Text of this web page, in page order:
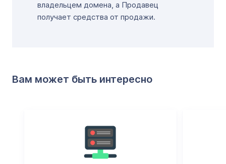
владельцем домена, а Продавец
получает средства от продажи.
Вам может быть интересно